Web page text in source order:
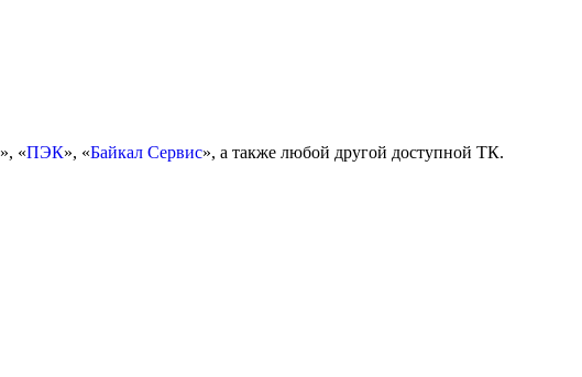
», «ПЭК», «Байкал Сервис», а также любой другой доступной ТК.